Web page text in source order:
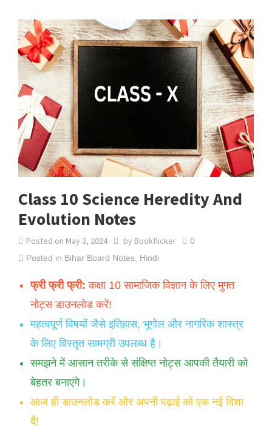
Class 10 Science Heredity And
Evolution Notes
Posted on May 3, 2024 by Bookflicker
0
Posted in Bihar Board Notes Hindi
फ्री फ्री फ्री: कक्षा 10 सामाजिक विज्ञान के लिए मुफ्त
नोट्स डाउनलोड करें!
महत्वपूर्ण विषयों जैसे इतिहास, भूगोल और नागरिक शास्त्र
के लिए विस्तृत सामग्री उपलब्ध है।
समझने में आसान तरीके से संक्षिप्त नोट्स आपकी तैयारी को
बेहतर बनाएंगे।
आज ही डाउनलोड करें और अपनी पढ़ाई को एक नई दिशा
दें!